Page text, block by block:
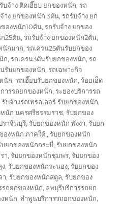
บจ้าง ติดเฮี๊ยบ ยกของหนัก,รถ
าง ยกของหนัก 3ตัน,รถรับจ้าง ยก
ของหนัก10ตัน,รถรับจ้าง ยกของ
25ตัน,รถรับจ้าง ยกของหนัก2ตัน,
นักมาก,รถเครน25ตันรับยกของ
ก,รถเครน3ตันรับยกของหนัก,รถ
นรับยกของหนัก,รถเฉพาะกิจ
นัก,รถเฮี๊ยบรับยกของหนัก,ร้อยเอ็ด
ารรถยกของหนัก,ระยองบริการรถ
,รับจ้างรถเทรลเลอร์ รับยกของหนัก,
นัก นครศรีธรรมราช,รับยกของ
ราจีนบุรี,รับยกของหนัก พังงา,รับยก
องหนัก ภาคใต้:,รับยกของหนัก
บยกของหนักกระบี่,รับยกของหนัก
า,รับยกของหนักชุมพร,รับยกของ
,รับยกของหนักระนอง,รับยกของ
า,รับยกของหนักสตูล,รับยกของ
รถยกของหนัก, ลพบุรีบริการรถยก
หนัก, ลำพูนบริการรถยกของหนัก,